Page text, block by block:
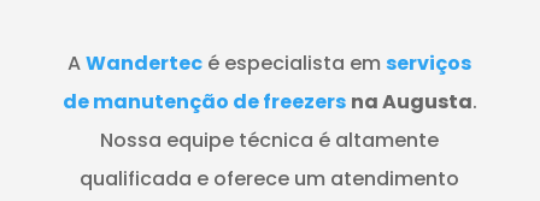
AWandertec é especialista em serviços
de manutenção de freezers na Augusta.
Nossa equipe técnica é altamente
qualificada e oferece um atendimento